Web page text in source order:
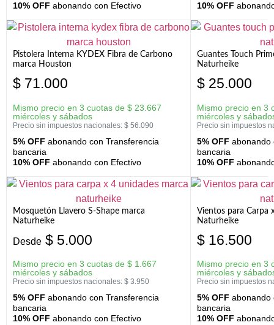
10% OFF abonando con Efectivo 10% OFF
Pistolera Interna KYDEX Fibra de Carbono
marca Houston
$ 71.000
Mismo precio en 3 cuotas de $ 23.667
miércoles y sábados
Precio sin impuestos nacionales: $ 56.090
5% OFF abonando con Transferencia
bancaria
10% OFF abonando con Efectivo
Guantes Touch
Naturheike
$ 25.000
Mismo precio en 3
miércoles y
Precio sin impuestos
5% OFF abonando
bancaria
10% OFF
Mosquetón Llavero S-Shape marca
Naturheike
Desde $ 5.000
Mismo precio en 3 cuotas de $ 1.667
miércoles y sábados
Precio sin impuestos nacionales: $ 3.950
5% OFF abonando con Transferencia
bancaria
10% OFF abonando con Efectivo
Vientos para Carpa
Naturheike
$ 16.500
Mismo precio en 3
miércoles y
Precio sin impuestos
5% OFF abonando
bancaria
10% OFF